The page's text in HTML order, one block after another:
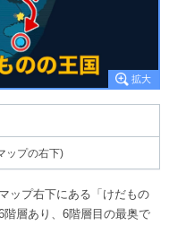
ップの右下)
ップ右下にある「けだもの
層あり、6階層目の最奥で